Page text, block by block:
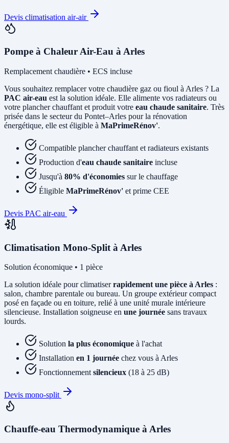
Devis climatisation air-air
Pompe à Chaleur Air-Eau à Arles
Remplacement chaudière • ECS incluse
Vous souhaitez remplacer votre chaudière gaz ou fioul à Arles ? La
PAC air-eau est la solution idéale. Elle alimente vos radiateurs ou
votre plancher chauffant et produit votre eau chaude sanitaire. Très
prisée dans le secteur du Pontet–Arles pour la rénovation
énergétique, elle est éligible à MaPrimeRénov'.
Compatible plancher chauffant et radiateurs existants
Production d'eau chaude sanitaire incluse
Jusqu'à 80% d'économies sur le chauffage
Éligible MaPrimeRénov' et prime CEE
Devis PAC air-eau
Climatisation Mono-Split à Arles
Solution économique • 1 pièce
La solution idéale pour climatiserrapidement une pièce à Arles :
salon, chambre parentale ou bureau. Un groupe extérieur compact
posé en façade ou en toiture, relié à une unité murale intérieure
silencieuse. Installation soigneuse en une journée sans travaux
lourds.
Solution la plus économique à l'achat
Installation en 1 journée chez vous à Arles
Fonctionnement silencieux (18 à 25 dB)
Devis mono-split
Chauffe-eau Thermodynamique à Arles